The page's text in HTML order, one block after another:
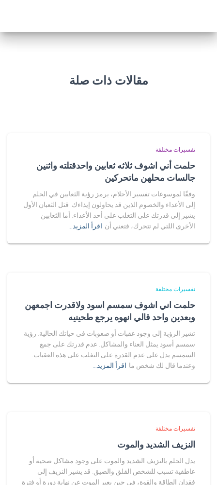
مقالات ذات صلة
تفسيرات مختلفة
حلمت أني اشوف ثلاثه ثعابين واحدقتلته واثنين
جالسات محلهن ماتحركين
وفقًا لموسوعات تفسير الأحلام، يرمز رؤية الثعابين في الحلم
إلى الأعداء والخصوم الذين قد يحاولون إيذاءك. قتل الثعبان الأول
يشير إلى قدرتك على التغلب على أحد الأعداء. أما الثعابين
الأخرى اللتي لم تتحرك، فتعني أن اقرأ المزيد…
تفسيرات مختلفة
حلمت اني اشوف سمسم اسود ولاقدرت اجمعهن
وبعدين واحد قالي انهوه يرجع طحينيه
تشير الرؤية إلى وجود عقبات أو صعوبات في حياتك الحالية. رؤية
سمسم أسود يمثل العناء والمشاكل. عدم قدرتك على جمع
السمسم يدل على عدم القدرة على التغلب على هذه العقبات.
وعندما قال لك شخص ما اقرأ المزيد…
تفسيرات مختلفة
النزيف الشديد والموت
يدل الحلم بالنزيف الشديد والموت على وجود مشاكل صحية أو
عاطفية تسبب للشخص القلق والضيق. قد يشير النزيف إلى
فقدان الطاقة والقوة، في حين يعبر الموت عن نهاية دورة أو فترة